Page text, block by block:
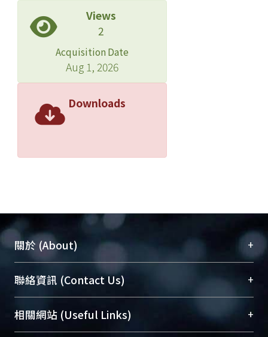
Views
2
Acquisition Date
Aug 1, 2026
Downloads
關於 (About) +
臺大位居世界頂尖大學之列，為永久珍藏及向國際
展現本校豐碩的研究成果及學術能量，圖書館整合
機構典藏（NTUR）與學術庫（AH）不同功能平
台，成為臺大學術典藏NTU scholars。期能整合研
聯絡資訊 (Contact Us) +
總館學科館員(Main Library)
醫學圖書館學科館員(Medical Library)
相關網站 (Useful Links) +